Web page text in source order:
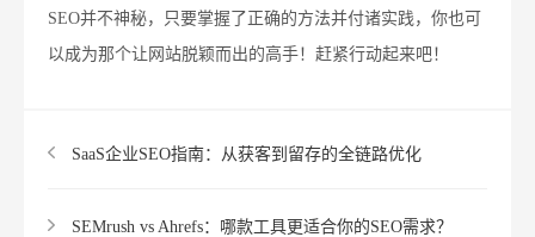
SEO并不神秘，只要掌握了正确的方法并付诸实践，你也可
以成为那个让网站脱颖而出的高手！赶紧行动起来吧！
SaaS企业SEO指南：从获客到留存的全链路优化
SEMrush vs Ahrefs：哪款工具更适合你的SEO需求？